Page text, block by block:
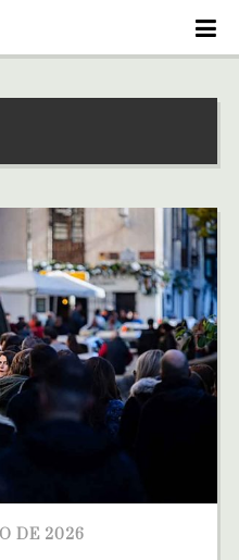
DE 2026